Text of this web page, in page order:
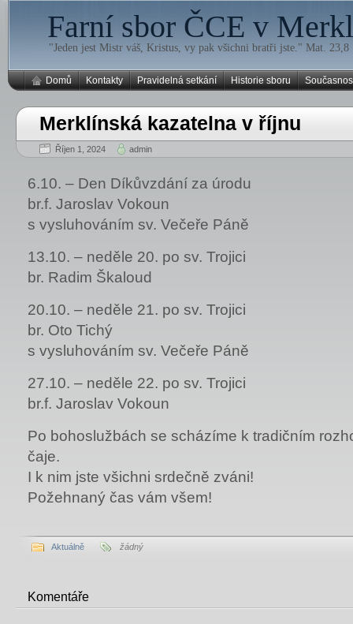
Farní sbor ČCE v
"Jeden jest Mistr váš, Kristus, vy pak všichni bratři jste." Mat. 23,8
Domů Kontakty Pravidelná setkání Historie sboru
Merklínská kazatelna v říjnu
Říjen 1, 2024 admin
6.10. – Den Díkůvzdání za úrodu
br.f. Jaroslav Vokoun
s vysluhováním sv. Večeře Páně
13.10. – neděle 20. po sv. Trojici
br. Radim Škaloud
20.10. – neděle 21. po sv. Trojici
br. Oto Tichý
s vysluhováním sv. Večeře Páně
27.10. – neděle 22. po sv. Trojici
br.f. Jaroslav Vokoun
Po bohoslužbách se scházíme k tradičním
čaje.
I k nim jste všichni srdečně zváni!
Požehnaný čas vám všem!
Aktuálně žádný
Komentáře